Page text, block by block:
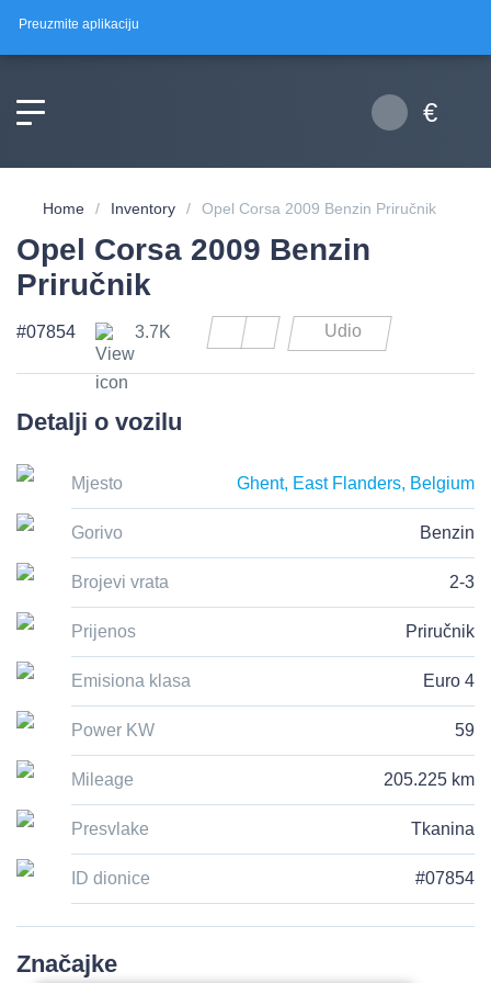
Preuzmite
aplikaciju
€
Home Inventory Opel Corsa 2009 Benzin Priručnik
Opel Corsa 2009 Benzin
Priručnik
Udio
Detalji o vozilu
Mjesto
Ghent, East Flanders, Belgium
Gorivo
Benzin
Brojevi vrata
2-3
Prijenos
Priručnik
Emisiona klasa
Euro 4
Power KW
59
Mileage
205.225 km
Presvlake
Tkanina
ID dionice
#07854